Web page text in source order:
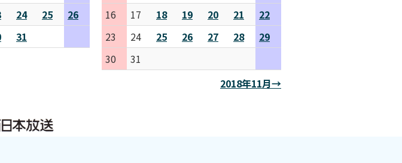
24 25
26
31
16
17 18 19 20 21
22
23
24 25 26 27 28
29
30
31
2018年11月→